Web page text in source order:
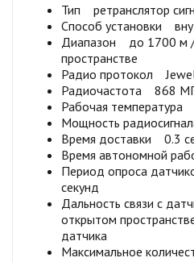
Тип ретранслятор
Способ установки
Диапазон до 1700 м
пространстве
Радио протокол
Радиочастота 868
Рабочая
Мощность
Время доставки 0.3
Время автономной
Период опроса
секунд
Дальность связи с
открытом
датчика
Максимальное